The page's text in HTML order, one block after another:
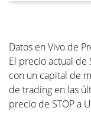
Datos en Vivo de
El precio actual de
con un capital de
de trading en las
precio de STOP a